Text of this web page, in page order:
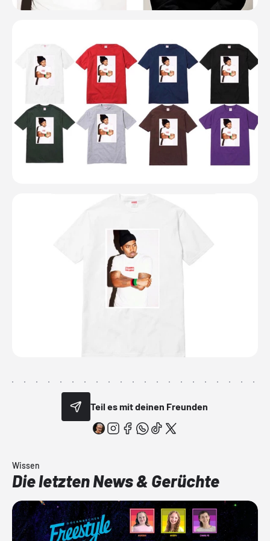
Teil es mit deinen Freunden
Wissen
Die letzten News & Gerüchte